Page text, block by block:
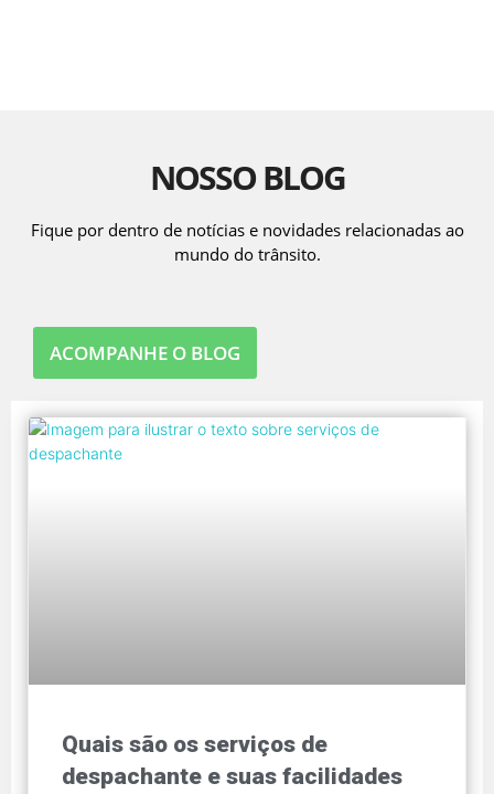
NOSSO BLOG
Fique por dentro de notícias e novidades relacionadas ao
mundo do trânsito.
ACOMPANHE O BLOG
Quais são os serviços de
despachante e suas facilidades